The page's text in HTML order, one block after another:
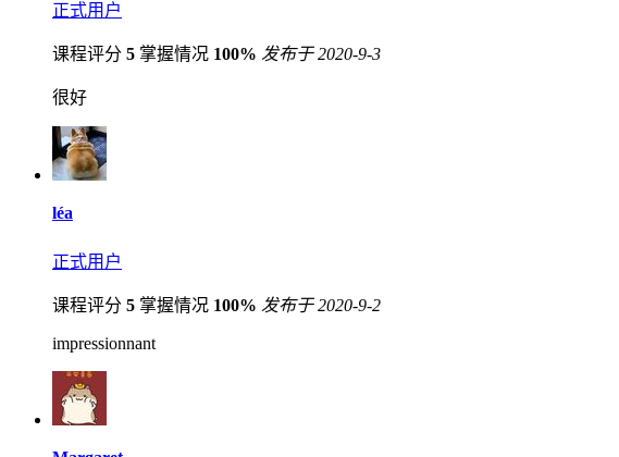
正式用户
课程评分 5 掌握情况 100% 发布于 2020-9-3
很好
léa
正式用户
课程评分 5 掌握情况 100% 发布于 2020-9-2
impressionnant